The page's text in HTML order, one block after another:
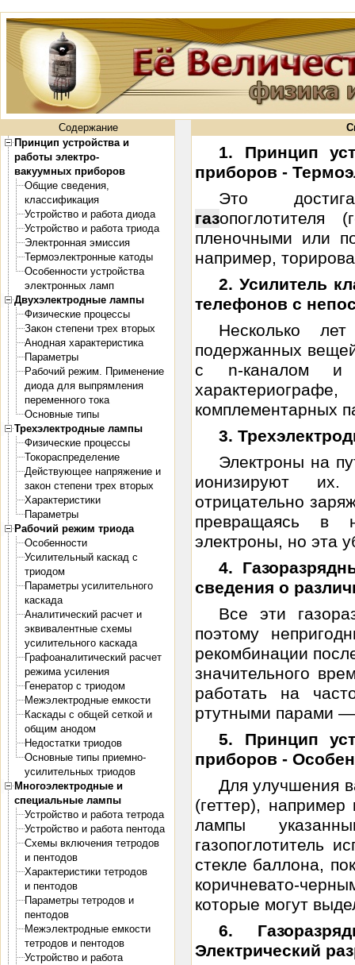
Содержание
Принцип устройства и
работы электро-
вакуумных приборов
Общие сведения,
классификация
Устройство и работа диода
Устройство и работа триода
Электронная эмиссия
Термоэлектронные катоды
Особенности устройства
электронных ламп
Двухэлектродные лампы
Физические процессы
Закон степени трех вторых
Анодная характеристика
Параметры
Рабочий режим. Применение
диода для выпрямления
переменного тока
Основные типы
Трехэлектродные лампы
Физические процессы
Токораспределение
Действующее напряжение и
закон степени трех вторых
Характеристики
Параметры
Рабочий режим триода
Особенности
Усилительный каскад с
триодом
Параметры усилительного
каскада
Аналитический расчет и
эквивалентные схемы
усилительного каскада
Графоаналитический расчет
режима усиления
Генератор с триодом
Межэлектродные емкости
Каскады с общей сеткой и
общим анодом
Недостатки триодов
Основные типы приемно-
усилительных триодов
Многоэлектродные и
специальные лампы
Устройство и работа тетрода
Устройство и работа пентода
Схемы включения тетродов
и пентодов
Характеристики тетродов
и пентодов
Параметры тетродов и
пентодов
Межэлектродные емкости
тетродов и пентодов
Устройство и работа
1. Принцип
приборов -
Это
газопоглотителя
пленочными или
например,
2. Усилитель
телефонов с
Несколько
подержанных
с n-каналом и
комплементарных
3.
Электроны на
ионизируют
отрицательно
превращаясь в
электроны, но эта
4.
сведения о
Все эти
поэтому
рекомбинации
значительного
работать на
ртутными парами —
5. Принцип
приборов -
Для улучшения
(геттер),
лампы
газопоглотитель
стекле баллона,
коричневато-
которые могут
6.
Электрический